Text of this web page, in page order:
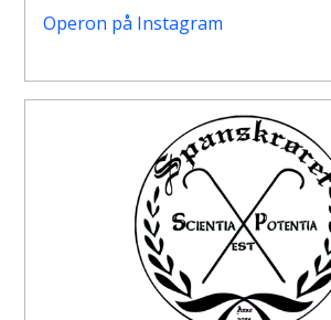
Operon på Instagram